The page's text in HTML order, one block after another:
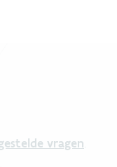
vragen.